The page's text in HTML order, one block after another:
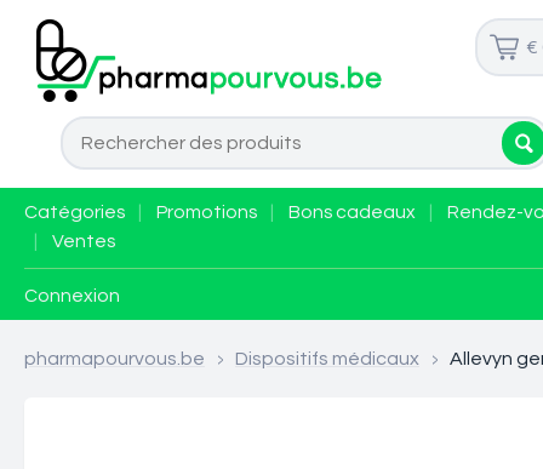
€
Catégories Promotions Bons cadeaux
Rendez-
Ventes
Connexion
pharmapourvous.be > Dispositifs médicaux > Allevyn